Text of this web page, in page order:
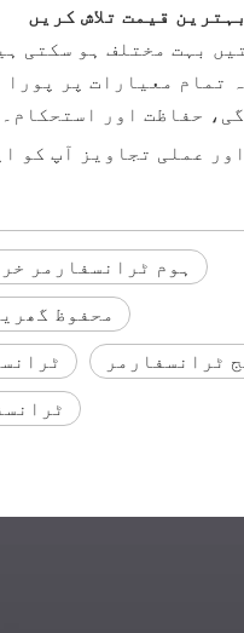
بہت مختلف ہو سکتی
تمام معیارات پر
حفاظت اور استحکام۔
عملی تجاویز آپ کو
ہوم ٹرانسفارمر
محفوظ